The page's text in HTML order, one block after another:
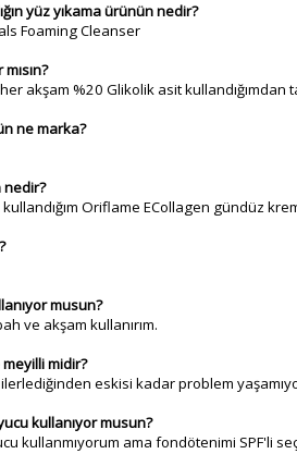
yüz yıkama ürünün nedir?
Foaming Cleanser
her akşam %20 Glikolik asit
ne marka?
nedir?
Oriflame ECollagen gündüz
musun?
ve akşam kullanırım.
midir?
ilerlediğinden eskisi kadar problem
kullanıyor musun?
kullanmıyorum ama fondötenimi SPF'li